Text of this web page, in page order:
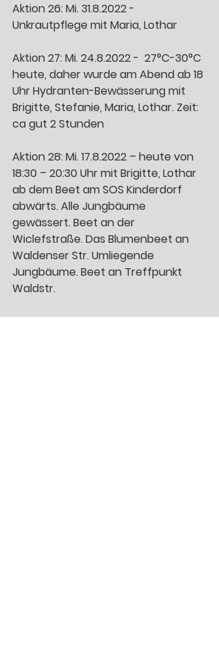
Aktion 26: Mi. 31.8.2022 -
Unkrautpflege mit Maria, Lothar
Aktion 27: Mi. 24.8.2022 -  27°C-30°C
heute, daher wurde am Abend ab 18
Uhr Hydranten-Bewässerung mit
Brigitte, Stefanie, Maria, Lothar. Zeit:
ca gut 2 Stunden
Aktion 28: Mi. 17.8.2022 – heute von
18:30 – 20:30 Uhr mit Brigitte, Lothar
ab dem Beet am SOS Kinderdorf
abwärts. Alle Jungbäume
gewässert. Beet an der
Wiclefstraße. Das Blumenbeet an
Waldenser Str. Umliegende
Jungbäume. Beet an Treffpunkt
Waldstr.
Aktion 29: Mo. 15.8.2022 -